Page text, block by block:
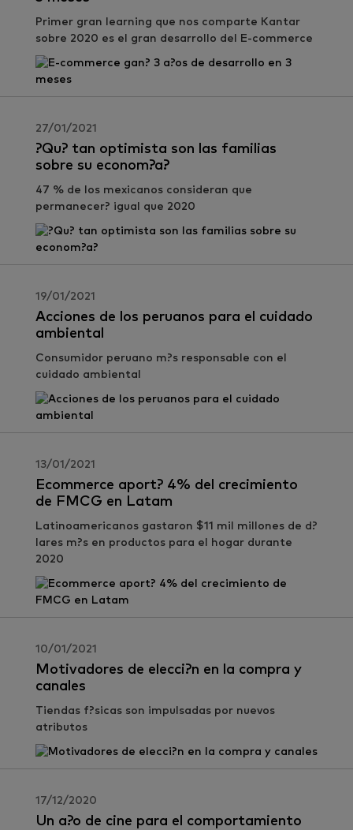
Primer gran learning que nos comparte Kantar
sobre 2020 es el gran desarrollo del E-commerce
27/01/2021
?Qu? tan optimista son las familias
sobre su econom?a?
47 % de los mexicanos consideran que
permanecer? igual que 2020
19/01/2021
Acciones de los peruanos para el cuidado
ambiental
Consumidor peruano m?s responsable con el
cuidado ambiental
13/01/2021
Ecommerce aport? 4% del crecimiento
de FMCG en Latam
Latinoamericanos gastaron $11 mil millones de d?
lares m?s en productos para el hogar durante
2020
10/01/2021
Motivadores de elecci?n en la compra y
canales
Tiendas f?sicas son impulsadas por nuevos
atributos
17/12/2020
Un a?o de cine para el comportamiento